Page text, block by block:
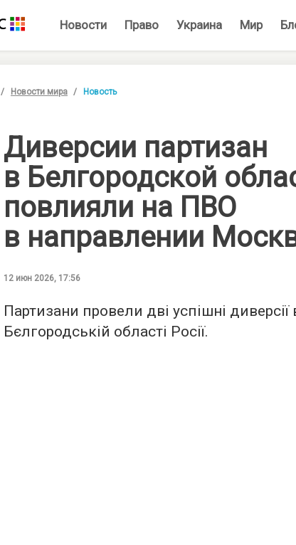
Новости Право Украина Мир
Новости мира Новость
Диверсии партизан
в Белгородской
повлияли на ПВО
в направлении
12 июн 2026, 17:56
Партизани провели дві успішні диверсії
Бєлгородській області Росії.